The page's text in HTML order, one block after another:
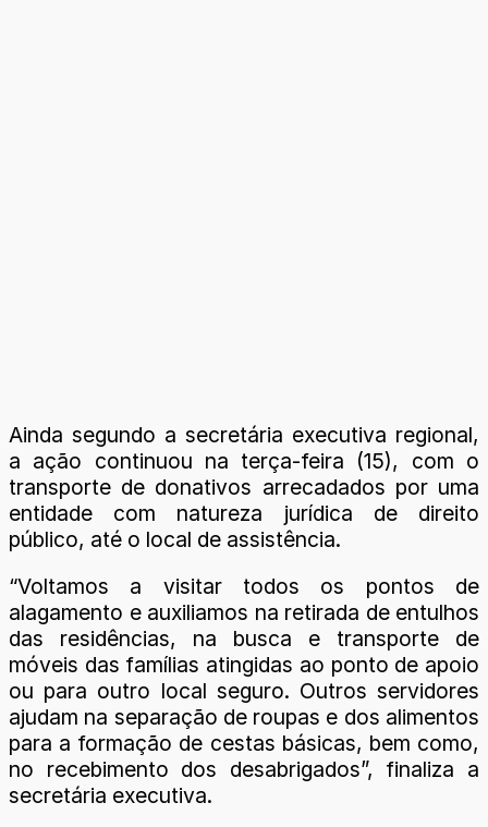
Ainda segundo a secretária executiva regional,
a ação continuou na terça-feira (15), com o
transporte de donativos arrecadados por uma
entidade com natureza jurídica de direito
público, até o local de assistência.
“Voltamos a visitar todos os pontos de
alagamento e auxiliamos na retirada de entulhos
das residências, na busca e transporte de
móveis das famílias atingidas ao ponto de apoio
ou para outro local seguro. Outros servidores
ajudam na separação de roupas e dos alimentos
para a formação de cestas básicas, bem como,
no recebimento dos desabrigados”, finaliza a
secretária executiva.